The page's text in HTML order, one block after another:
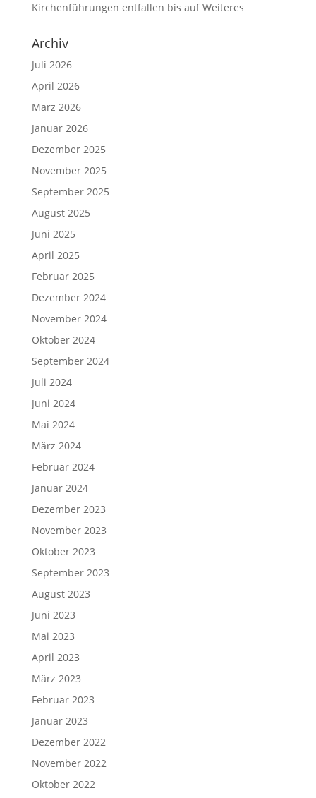
Kirchenführungen entfallen bis auf Weiteres
Archiv
Juli 2026
April 2026
März 2026
Januar 2026
Dezember 2025
November 2025
September 2025
August 2025
Juni 2025
April 2025
Februar 2025
Dezember 2024
November 2024
Oktober 2024
September 2024
Juli 2024
Juni 2024
Mai 2024
März 2024
Februar 2024
Januar 2024
Dezember 2023
November 2023
Oktober 2023
September 2023
August 2023
Juni 2023
Mai 2023
April 2023
März 2023
Februar 2023
Januar 2023
Dezember 2022
November 2022
Oktober 2022